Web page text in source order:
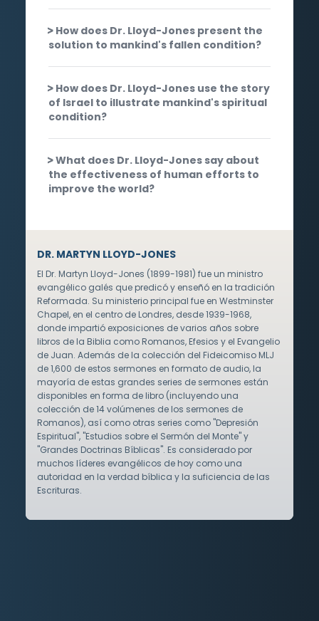
How does Dr. Lloyd-Jones present the
solution to mankind's fallen condition?
How does Dr. Lloyd-Jones use the story
of Israel to illustrate mankind's spiritual
condition?
What does Dr. Lloyd-Jones say about
the effectiveness of human efforts to
improve the world?
DR. MARTYN LLOYD-JONES
El Dr. Martyn Lloyd-Jones (1899-1981) fue un ministro
evangélico galés que predicó y enseñó en la tradición
Reformada. Su ministerio principal fue en Westminster
Chapel, en el centro de Londres, desde 1939-1968,
donde impartió exposiciones de varios años sobre
libros de la Biblia como Romanos, Efesios y el Evangelio
de Juan. Además de la colección del Fideicomiso MLJ
de 1,600 de estos sermones en formato de audio, la
mayoría de estas grandes series de sermones están
disponibles en forma de libro (incluyendo una
colección de 14 volúmenes de los sermones de
Romanos), así como otras series como "Depresión
Espiritual", "Estudios sobre el Sermón del Monte" y
"Grandes Doctrinas Bíblicas". Es considerado por
muchos líderes evangélicos de hoy como una
autoridad en la verdad bíblica y la suficiencia de las
Escrituras.